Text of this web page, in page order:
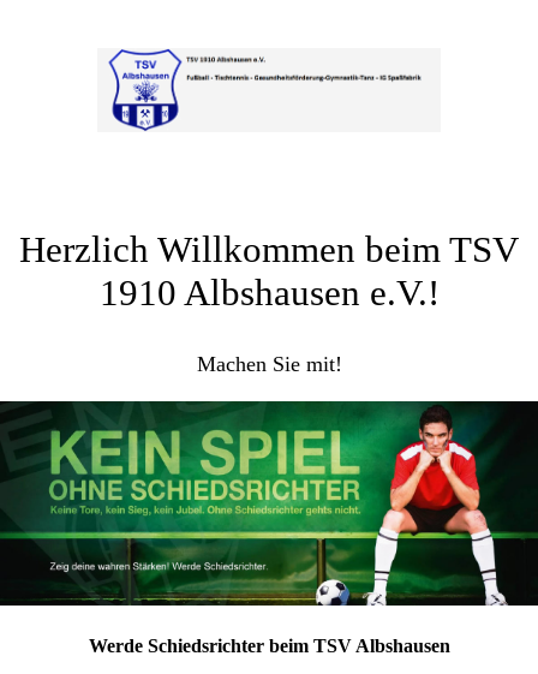
Herzlich Willkommen beim TSV
1910 Albshausen e.V.!
Machen Sie mit!
Werde Schiedsrichter beim TSV Albshausen